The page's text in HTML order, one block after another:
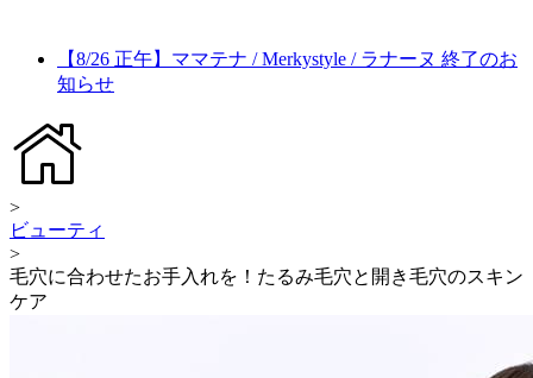
【8/26 正午】ママテナ / Merkystyle / ラナーヌ 終了のお
知らせ
>
ビューティ
>
毛穴に合わせたお手入れを！たるみ毛穴と開き毛穴のスキン
ケア